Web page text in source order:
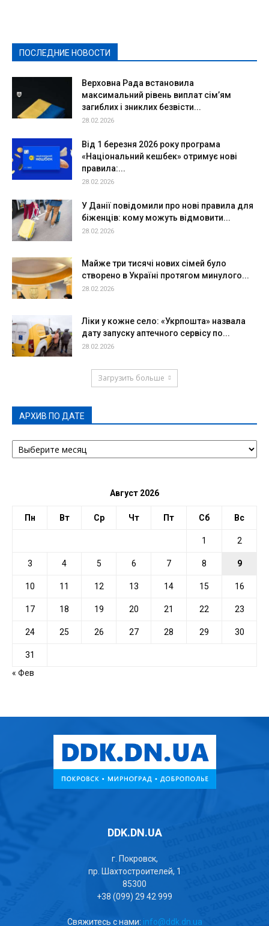
ПОСЛЕДНИЕ НОВОСТИ
Верховна Рада встановила
максимальний рівень виплат сім’ям
загиблих і зниклих безвісти...
28.02.2026
Від 1 березня 2026 року програма
«Національний кешбек» отримує нові
правила:...
28.02.2026
У Данії повідомили про нові правила для
біженців: кому можуть відмовити...
28.02.2026
Майже три тисячі нових сімей було
створено в Україні протягом минулого...
28.02.2026
Ліки у кожне село: «Укрпошта» назвала
дату запуску аптечного сервісу по...
28.02.2026
Загрузить больше
АРХИВ ПО ДАТЕ
АРХИВ
ПО
Август 2026
Пн Вт Ср Чт Пт Сб Вс
1 2
3 4 5 6 7 8 9
10 11 12 13 14 15 16
17 18 19 20 21 22 23
24 25 26 27 28 29 30
31
« Фев
DDK.DN.UA
г. Покровск,
пр. Шахтостроителей, 1
85300
+38 (099) 29 42 999
Свяжитесь с нами: info@ddk.dn.ua